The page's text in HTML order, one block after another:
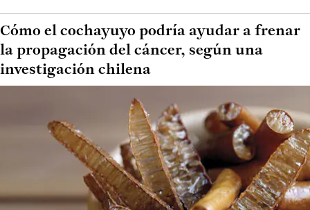
Cómo el cochayuyo podría ayudar a frenar
la propagación del cáncer, según una
investigación chilena